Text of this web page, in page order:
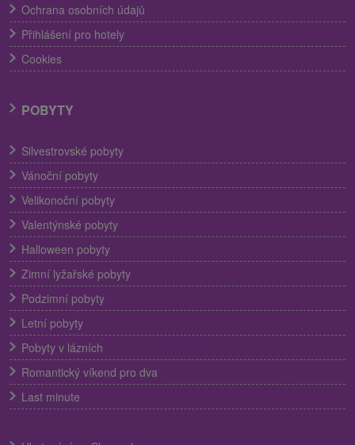
Ochrana osobních údajů
Přihlášení pro hotely
Cookies
POBYTY
Silvestrovské pobyty
Vánoční pobyty
Velikonoční pobyty
Valentýnské pobyty
Halloween pobyty
Zimní lyžařské pobyty
Podzimní pobyty
Letní pobyty
Pobyty v lázních
Romantický víkend pro dva
Last minute